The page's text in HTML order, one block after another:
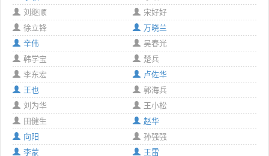
刘继顺
宋好好
徐立锋
万晓兰
辛伟
吴春光
韩学宝
楚兵
李东宏
卢佐华
王也
郭海兵
刘为华
王小松
田健生
赵华
向阳
孙强强
李蒙
王雷